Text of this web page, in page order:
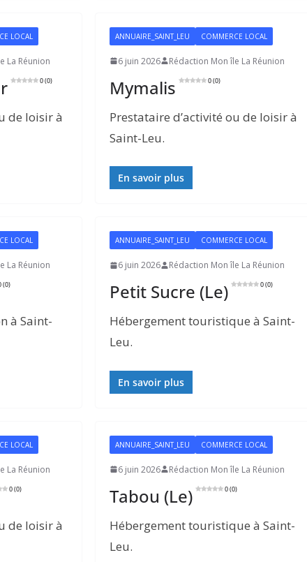
LOCAL
La Réunion
0 (0)
de loisir à
ANNUAIRE_SAINT_LEU COMMERCE LOCAL
6 juin 2026 Rédaction Mon île La Réunion
Mymalis 0 (0)
Prestataire d’activité ou de loisir à
Saint-Leu.
En savoir plus
LOCAL
La Réunion
(0)
à Saint-
ANNUAIRE_SAINT_LEU COMMERCE LOCAL
6 juin 2026 Rédaction Mon île La Réunion
Petit Sucre (Le) 0 (0)
Hébergement touristique à Saint-
Leu.
En savoir plus
LOCAL
La Réunion
0 (0)
de loisir à
ANNUAIRE_SAINT_LEU COMMERCE LOCAL
6 juin 2026 Rédaction Mon île La Réunion
Tabou (Le) 0 (0)
Hébergement touristique à Saint-
Leu.